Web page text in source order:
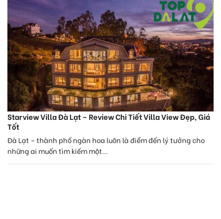
Starview Villa Đà Lạt – Review Chi Tiết Villa View Đẹp, Giá
Tốt
Đà Lạt – thành phố ngàn hoa luôn là điểm đến lý tưởng cho
những ai muốn tìm kiếm một...